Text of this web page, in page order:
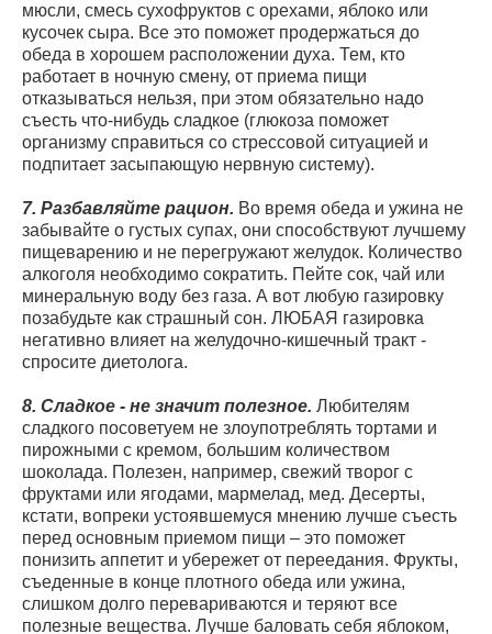
мюсли, смесь сухофруктов с орехами, яблоко или
кусочек сыра. Все это поможет продержаться до
обеда в хорошем расположении духа. Тем, кто
работает в ночную смену, от приема пищи
отказываться нельзя, при этом обязательно надо
съесть что-нибудь сладкое (глюкоза поможет
организму справиться со стрессовой ситуацией и
подпитает засыпающую нервную систему).
7. Разбавляйте рацион. Во время обеда и ужина не
забывайте о густых супах, они способствуют лучшему
пищеварению и не перегружают желудок. Количество
алкоголя необходимо сократить. Пейте сок, чай или
минеральную воду без газа. А вот любую газировку
позабудьте как страшный сон. ЛЮБАЯ газировка
негативно влияет на желудочно-кишечный тракт -
спросите диетолога.
8. Сладкое - не значит полезное. Любителям
сладкого посоветуем не злоупотреблять тортами и
пирожными с кремом, большим количеством
шоколада. Полезен, например, свежий творог с
фруктами или ягодами, мармелад, мед. Десерты,
кстати, вопреки устоявшемуся мнению лучше съесть
перед основным приемом пищи – это поможет
понизить аппетит и убережет от переедания. Фрукты,
съеденные в конце плотного обеда или ужина,
слишком долго перевариваются и теряют все
полезные вещества. Лучше баловать себя яблоком,